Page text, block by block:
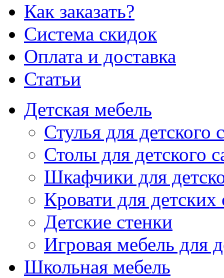
Как заказать?
Система скидок
Оплата и доставка
Статьи
Детская мебель
Стулья для детского
Столы для детского
Шкафчики для
Кровати для детских
Детские стенки
Игровая мебель для
Школьная мебель